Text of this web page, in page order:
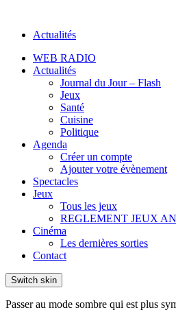
Actualités
WEB RADIO
Actualités
Journal du Jour – Flash
Jeux
Santé
Cuisine
Politique
Agenda
Créer un compte
Ajouter votre évènement
Spectacles
Jeux
Tous les jeux
REGLEMENT JEUX
Cinéma
Les dernières sorties
Contact
Switch skin
Passer au mode sombre qui est plus